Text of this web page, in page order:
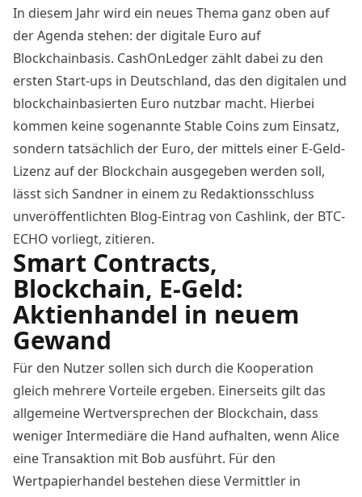
In diesem Jahr wird ein neues Thema ganz oben auf
der Agenda stehen: der digitale Euro auf
Blockchainbasis. CashOnLedger zählt dabei zu den
ersten Start-ups in Deutschland, das den digitalen und
blockchainbasierten Euro nutzbar macht. Hierbei
kommen keine sogenannte Stable Coins zum Einsatz,
sondern tatsächlich der Euro, der mittels einer E-Geld-
Lizenz auf der Blockchain ausgegeben werden soll,
lässt sich Sandner in einem zu Redaktionsschluss
unveröffentlichten Blog-Eintrag von Cashlink, der BTC-
ECHO vorliegt, zitieren.
Smart Contracts,
Blockchain, E-Geld:
Aktienhandel in neuem
Gewand
Für den Nutzer sollen sich durch die Kooperation
gleich mehrere Vorteile ergeben. Einerseits gilt das
allgemeine Wertversprechen der Blockchain, dass
weniger Intermediäre die Hand aufhalten, wenn Alice
eine Transaktion mit Bob ausführt. Für den
Wertpapierhandel bestehen diese Vermittler in